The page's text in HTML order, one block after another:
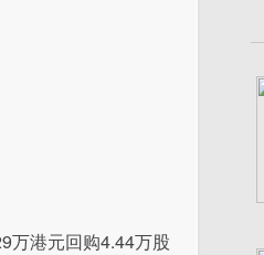
万港元回购4.44万股